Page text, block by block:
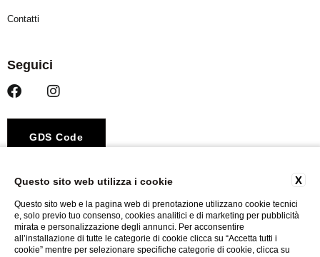
Contatti
Seguici
GDS Code
Sabre – YX 44709
Galileo / Apollo – YX 5615
Worldspan – YX A2308
X
Questo sito web utilizza i cookie
Questo sito web e la pagina web di prenotazione utilizzano cookie tecnici
e, solo previo tuo consenso, cookies analitici e di marketing per pubblicità
mirata e personalizzazione degli annunci. Per acconsentire
all’installazione di tutte le categorie di cookie clicca su “Accetta tutti i
cookie” mentre per selezionare specifiche categorie di cookie, clicca su